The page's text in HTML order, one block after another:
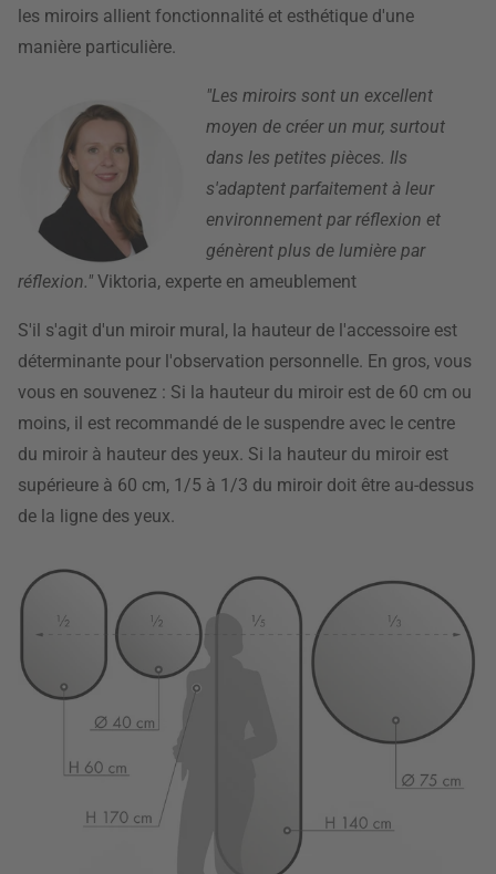
les miroirs allient fonctionnalité et esthétique d'une
manière particulière.
"Les miroirs sont un excellent
moyen de créer un mur, surtout
dans les petites pièces. Ils
s'adaptent parfaitement à leur
environnement par réflexion et
génèrent plus de lumière par
réflexion." Viktoria, experte en ameublement
S'il s'agit d'un miroir mural, la hauteur de l'accessoire est
déterminante pour l'observation personnelle. En gros, vous
vous en souvenez : Si la hauteur du miroir est de 60 cm ou
moins, il est recommandé de le suspendre avec le centre
du miroir à hauteur des yeux. Si la hauteur du miroir est
supérieure à 60 cm, 1/5 à 1/3 du miroir doit être au-dessus
de la ligne des yeux.